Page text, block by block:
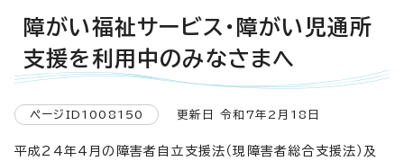
障がい福祉サービス・障がい児通所
支援を利用中のみなさまへ
ページID1008150 更新日 令和7年2月18日
平成24年4月の障害者自立支援法（現障害者総合支援法）及